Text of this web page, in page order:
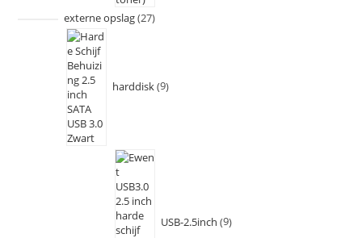
externe opslag 27
harddisk 9
USB-2.5inch 9